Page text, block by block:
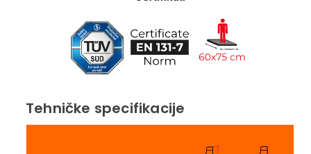
Tehničke specifikacije